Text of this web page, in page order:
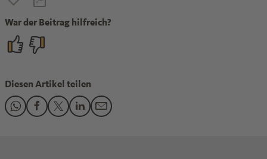
War der Beitrag hilfreich?
Diesen Artikel teilen
Den Beitrag "Podcast Wir. Hear. - ChatGPT: Wie profitieren
Den Beitrag "Podcast Wir. Hear. - ChatGPT: Wie
Den Beitrag "Podcast Wir. Hear. - ChatGPT: Wie
Den Beitrag "Podcast Wir. Hear. -
Den Beitrag "Podcast Wir. Hear. -